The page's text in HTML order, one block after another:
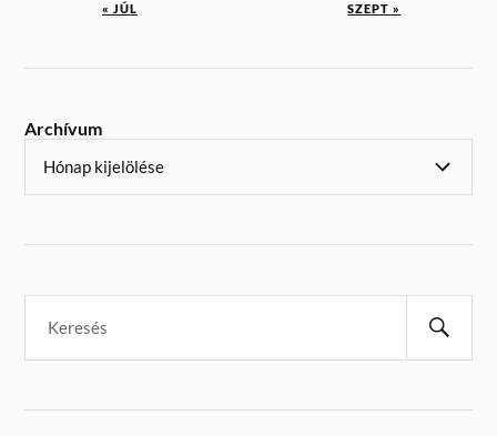
« JÚL SZEPT »
Archívum